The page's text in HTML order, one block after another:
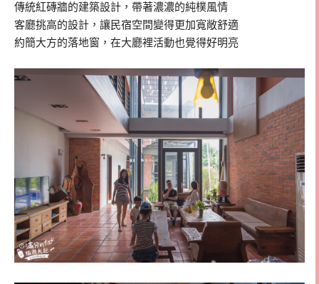
傳統紅磚牆的建築設計，帶著濃濃的純樸風情
客廳挑高的設計，讓民宿空間變得更加寬敞舒適
約簡大方的落地窗，在大廳裡活動也覺得好明亮